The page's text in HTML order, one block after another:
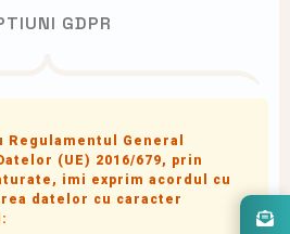
GDPR
Regulamentul General
(UE) 2016/679, prin
imi exprim acordul cu
datelor cu caracter